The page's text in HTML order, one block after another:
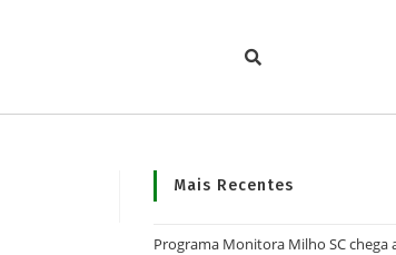
Mais Recentes
Programa Monitora Milho SC chega